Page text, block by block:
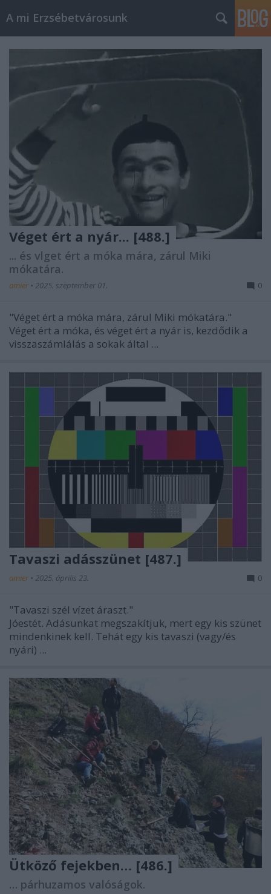
A mi Erzsébetvárosunk
Véget ért a nyár... [488.]
... és vlget ért a móka mára, zárul Miki
mókatára.
amier • 2025. szeptember 01. 0
"Véget ért a móka mára, zárul Miki mókatára."
Véget ért a móka, és véget ért a nyár is, kezdődik a
visszaszámlálás a sokak által ...
Tavaszi adásszünet [487.]
amier • 2025. április 23. 0
"Tavaszi szél vízet áraszt."
Jóestét. Adásunkat megszakítjuk, mert egy kis szünet
mindenkinek kell. Tehát egy kis tavaszi (vagy/és
nyári) ...
Ütköző fejekben… [486.]
… párhuzamos valóságok.